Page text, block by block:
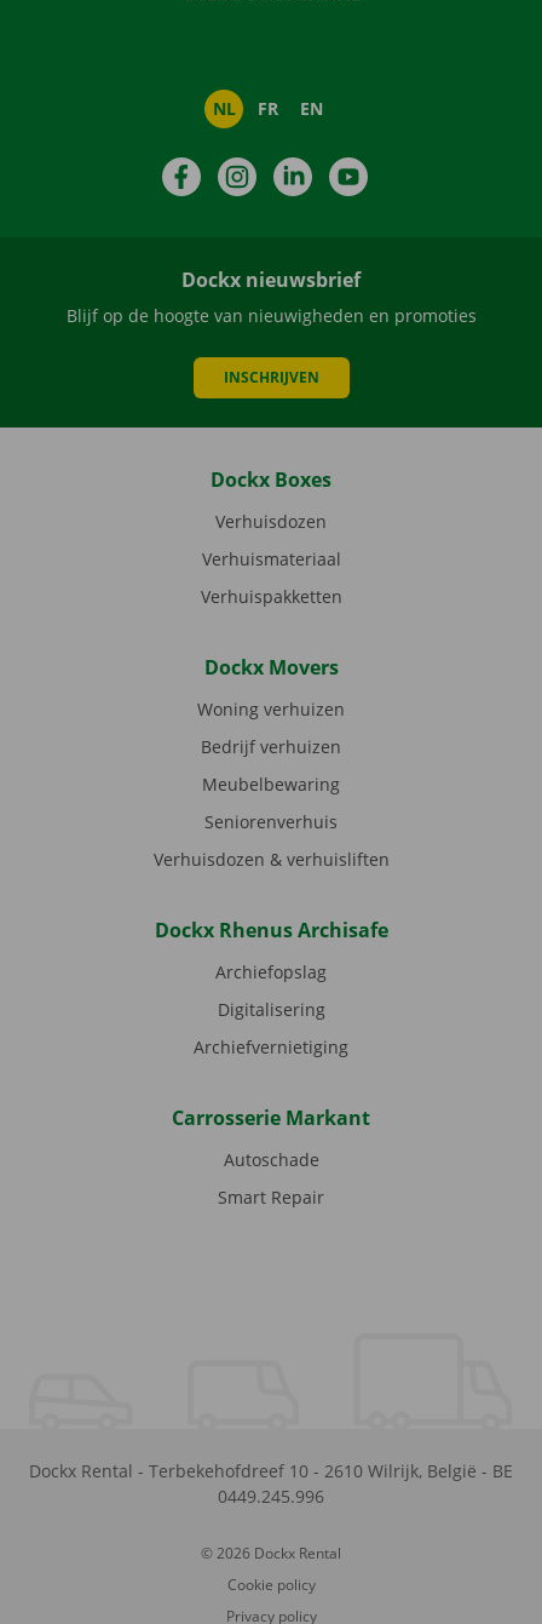
NL FR EN
FacebookInstagramLinkedIn
Dockx nieuwsbrief
Blijf op de hoogte van nieuwigheden en promoties
INSCHRIJVEN
Dockx Boxes
Verhuisdozen
Verhuismateriaal
Verhuispakketten
Dockx Movers
Woning verhuizen
Bedrijf verhuizen
Meubelbewaring
Seniorenverhuis
Verhuisdozen & verhuisliften
Dockx Rhenus Archisafe
Archiefopslag
Digitalisering
Archiefvernietiging
Carrosserie Markant
Autoschade
Smart Repair
Dockx Rental - Terbekehofdreef 10 - 2610 Wilrijk, België - BE
0449.245.996
© 2026 Dockx Rental
Cookie policy
Privacy policy